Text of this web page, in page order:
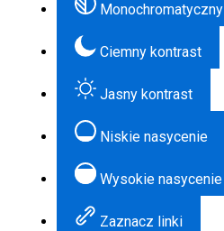
Monochromatyczny
Ciemny kontrast
Jasny kontrast
Niskie nasycenie
Wysokie nasycenie
Zaznacz linki